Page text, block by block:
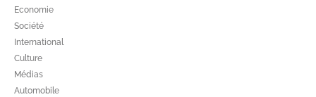
Economie
Société
International
Culture
Médias
Automobile